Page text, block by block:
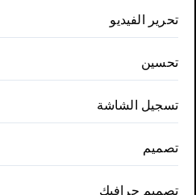
تحرير الفيديو
تحسين
تسجيل الشاشة
تصميم
تصميم جرافيك